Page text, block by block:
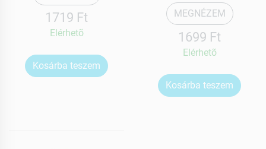
1719 Ft
Elérhetõ
Kosárba teszem
MEGNÉZEM
1699 Ft
Elérhetõ
Kosárba teszem